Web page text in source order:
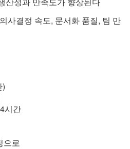
사결정 속도, 문서화 품질, 팀 만
)
시간
으로